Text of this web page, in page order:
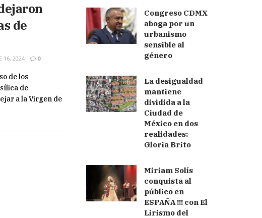
de
16, 2024 0
de los
de
a la Virgen de
Congreso CDMX
aboga por un
urbanismo
sensible al
género
La desigualdad
mantiene
dividida a la
Ciudad de
México en dos
realidades:
Gloria Brito
Miriam Solís
conquista al
público en
ESPAÑA !!! con El
Lirismo del